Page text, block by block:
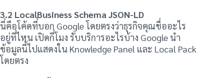
3.2 LocalBusiness Schema JSON-LD
นี่คือโค้ดที่บอก Google โดยตรงว่าธุรกิจคุณชื่ออะไร
อยู่ที่ไหน เปิดกี่โมง รับบริการอะไรบ้าง Google นำ
ข้อมูลนี้ไปแสดงใน Knowledge Panel และ Local Pack
โดยตรง